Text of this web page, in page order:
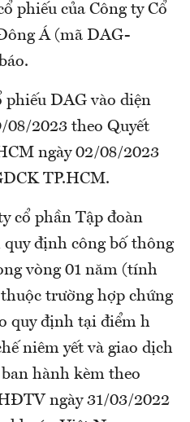
phiếu của Công ty Cổ
Á (mã DAG-
phiếu DAG vào diện
08/2023 theo Quyết
ngày 02/08/2023
TP.HCM.
cổ phần Tập đoàn
định công bố thông
vòng 01 năm (tính
trường hợp chứng
quy định tại điểm h
niêm yết và giao dịch
hành kèm theo
ngày 31/03/2022